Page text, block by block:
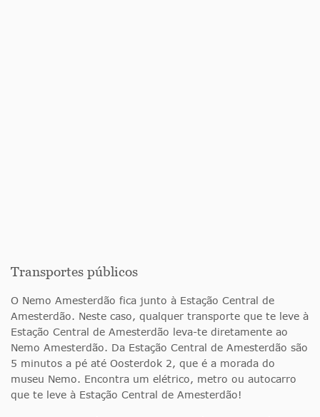
Transportes públicos
O Nemo Amesterdão fica junto à Estação Central de
Amesterdão. Neste caso, qualquer transporte que te leve à
Estação Central de Amesterdão leva-te diretamente ao
Nemo Amesterdão. Da Estação Central de Amesterdão são
5 minutos a pé até Oosterdok 2, que é a morada do
museu Nemo. Encontra um elétrico, metro ou autocarro
que te leve à Estação Central de Amesterdão!